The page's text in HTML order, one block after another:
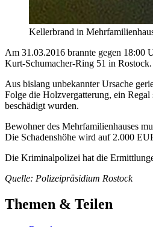
Kellerbrand in
Am 31.03.2016 brannte gegen 18:00
Kurt-Schumacher-Ring 51 in Rostock.
Aus bislang unbekannter Ursache
Folge die Holzvergatterung, ein
beschädigt wurden.
Bewohner des Mehrfamilienhauses
Die Schadenshöhe wird auf 2.000
Die Kriminalpolizei hat die
Quelle: Polizeipräsidium Rostock
Themen & Teilen